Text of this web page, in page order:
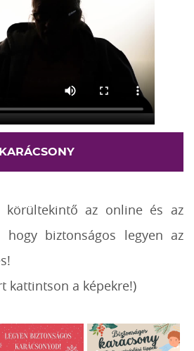
körültekintő az online és az
biztonságos legyen az
kattintson a képekre!)